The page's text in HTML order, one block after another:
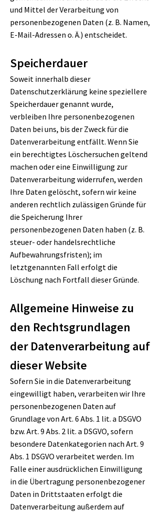
und Mittel der Verarbeitung von
personenbezogenen Daten (z. B. Namen,
E-Mail-Adressen o. Ä.) entscheidet.
Speicherdauer
Soweit innerhalb dieser
Datenschutzerklärung keine speziellere
Speicherdauer genannt wurde,
verbleiben Ihre personenbezogenen
Daten bei uns, bis der Zweck für die
Datenverarbeitung entfällt. Wenn Sie
ein berechtigtes Löschersuchen geltend
machen oder eine Einwilligung zur
Datenverarbeitung widerrufen, werden
Ihre Daten gelöscht, sofern wir keine
anderen rechtlich zulässigen Gründe für
die Speicherung Ihrer
personenbezogenen Daten haben (z. B.
steuer- oder handelsrechtliche
Aufbewahrungsfristen); im
letztgenannten Fall erfolgt die
Löschung nach Fortfall dieser Gründe.
Allgemeine Hinweise zu
den Rechtsgrundlagen
der Datenverarbeitung auf
dieser Website
Sofern Sie in die Datenverarbeitung
eingewilligt haben, verarbeiten wir Ihre
personenbezogenen Daten auf
Grundlage von Art. 6 Abs. 1 lit. a DSGVO
bzw. Art. 9 Abs. 2 lit. a DSGVO, sofern
besondere Datenkategorien nach Art. 9
Abs. 1 DSGVO verarbeitet werden. Im
Falle einer ausdrücklichen Einwilligung
in die Übertragung personenbezogener
Daten in Drittstaaten erfolgt die
Datenverarbeitung außerdem auf